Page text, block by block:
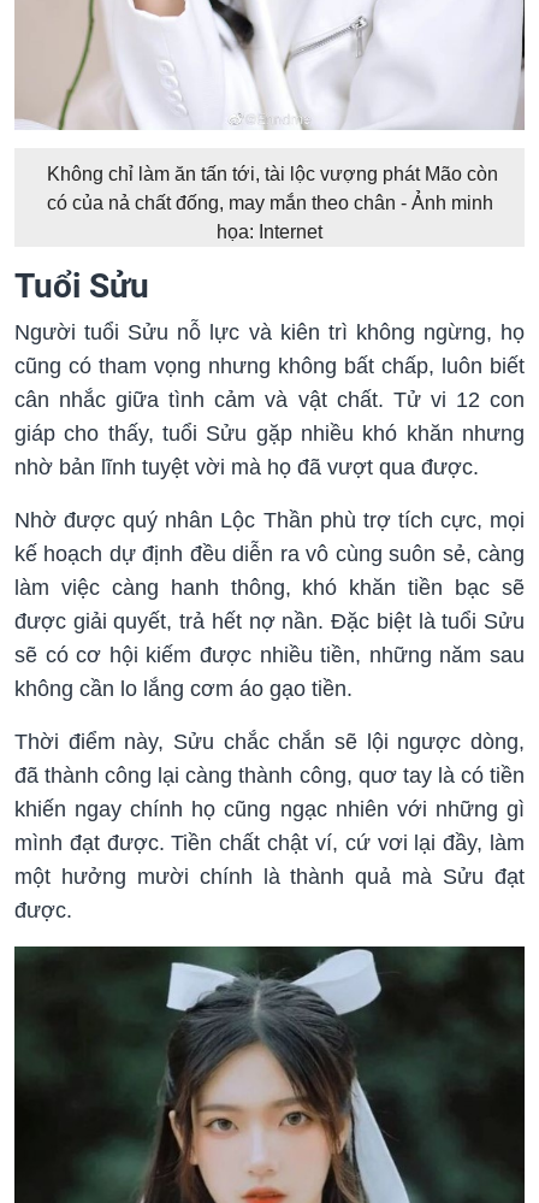
Không chỉ làm ăn tấn tới, tài lộc vượng phát Mão còn
có của nả chất đống, may mắn theo chân - Ảnh minh
họa: Internet
Tuổi Sửu
Người tuổi Sửu nỗ lực và kiên trì không ngừng, họ
cũng có tham vọng nhưng không bất chấp, luôn biết
cân nhắc giữa tình cảm và vật chất. Tử vi 12 con
giáp cho thấy, tuổi Sửu gặp nhiều khó khăn nhưng
nhờ bản lĩnh tuyệt vời mà họ đã vượt qua được.
Nhờ được quý nhân Lộc Thần phù trợ tích cực, mọi
kế hoạch dự định đều diễn ra vô cùng suôn sẻ, càng
làm việc càng hanh thông, khó khăn tiền bạc sẽ
được giải quyết, trả hết nợ nần. Đặc biệt là tuổi Sửu
sẽ có cơ hội kiếm được nhiều tiền, những năm sau
không cần lo lắng cơm áo gạo tiền.
Thời điểm này, Sửu chắc chắn sẽ lội ngược dòng,
đã thành công lại càng thành công, quơ tay là có tiền
khiến ngay chính họ cũng ngạc nhiên với những gì
mình đạt được. Tiền chất chật ví, cứ vơi lại đầy, làm
một hưởng mười chính là thành quả mà Sửu đạt
được.